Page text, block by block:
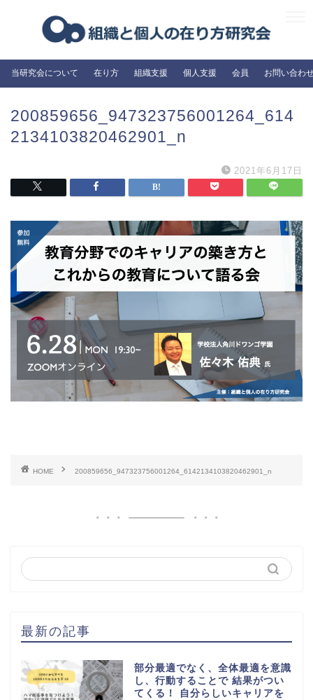
当研究会について 在り方 組織支援 個人支援 会員 お問い合わ
200859656_947323756001264_614
2134103820462901_n
2021年6月17日
HOME 200859656_947323756001264_6142134103820462901_n
最新の記事
部分最適でなく、全体最適を意識
し、行動することで 結果がつい
てくる！ 自分らしいキャリアを